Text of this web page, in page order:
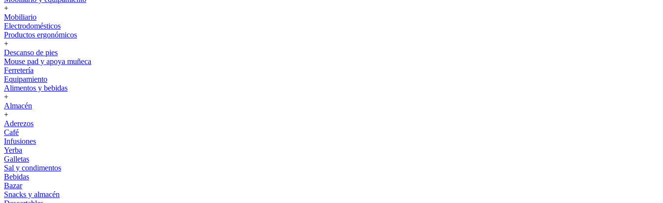
+
Mobiliario
Electrodomésticos
Productos ergonómicos
+
Descanso de pies
Mouse pad y apoya muñeca
Ferretería
Equipamiento
Alimentos y bebidas
+
Almacén
+
Aderezos
Café
Infusiones
Yerba
Galletas
Sal y condimentos
Bebidas
Bazar
Snacks y almacén